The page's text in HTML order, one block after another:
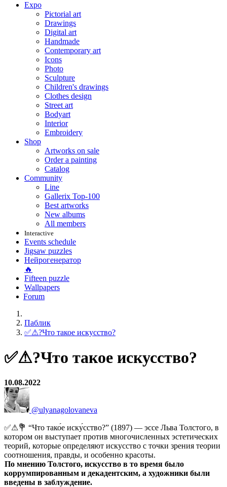
Expo
Pictorial art
Drawings
Digital art
Handmade
Contemporary art
Icons
Photo
Sculpture
Children's drawings
Clothes design
Street art
Bodyart
Interior
Embroidery
Shop
Artworks on sale
Order a painting
Catalog
Community
Line
Gallerix Top-100
Best artworks
New albums
All members
Interactive
Events schedule
Jigsaw puzzles
Нейрогенератор
🔥
Fifteen puzzle
Wallpapers
Forum
Паблик
✅⚠?Что такое искусство?
✅⚠?Что такое искусство?
10.08.2022
@ulyanagolovaneva
✅⚠💐 “Что тако́е иску́сство?” (1897) — эссе Льва Толстого, в
котором он выступает против многочисленных эстетических
теорий, которые определяют искусство с точки зрения теории
соотношения, правды, и особенно красоты.
По мнению Толстого, искусство в то время было
коррумпированным и декадентским, а художники были
введены в заблуждение.